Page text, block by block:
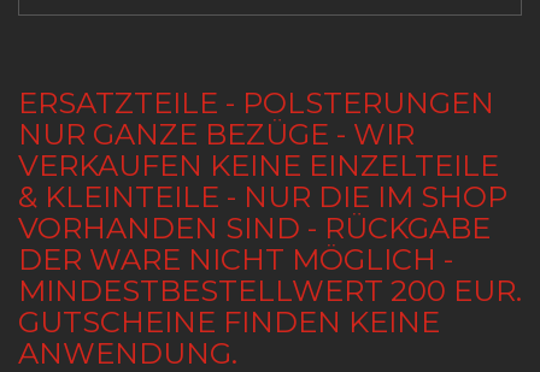
ERSATZTEILE - POLSTERUNGEN
NUR GANZE BEZÜGE - WIR
VERKAUFEN KEINE EINZELTEILE
& KLEINTEILE - NUR DIE IM SHOP
VORHANDEN SIND - RÜCKGABE
DER WARE NICHT MÖGLICH -
MINDESTBESTELLWERT 200 EUR.
GUTSCHEINE FINDEN KEINE
ANWENDUNG.